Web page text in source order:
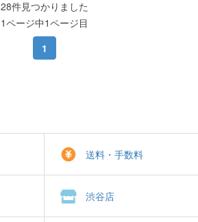
28件見つかりました
1ページ中1ページ目
1
送料・手数料
渋谷店